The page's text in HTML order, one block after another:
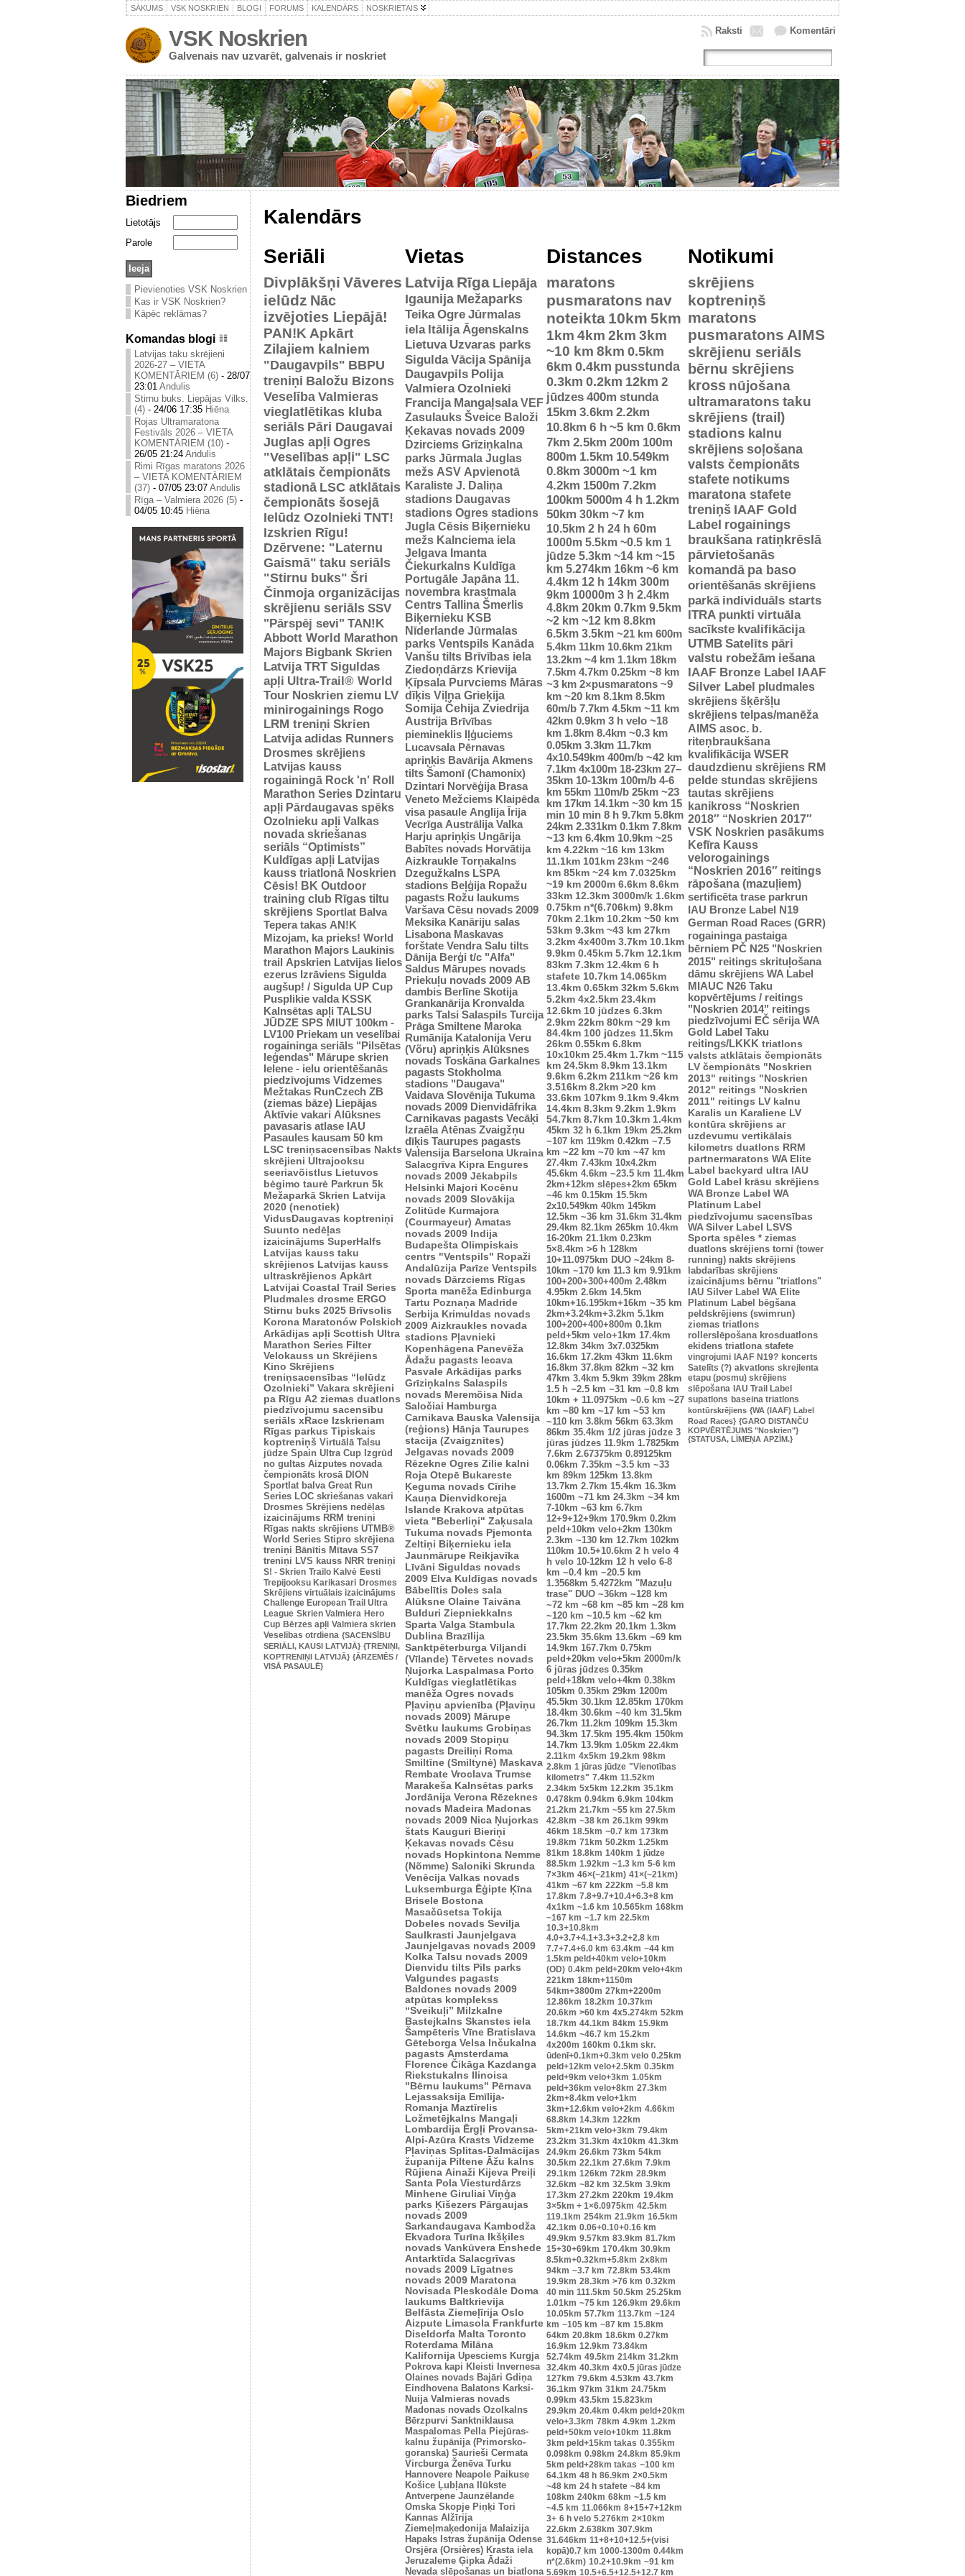
SĀKUMS VSK NOSKRIEN BLOGI FORUMS KALENDĀRS NOSKRIETAIS
VSK Noskrien
Galvenais nav uzvarēt, galvenais ir noskriet
Komentāri
Raksti
Biedriem
Lietotājs
Parole
Pievienoties VSK Noskrien
Kas ir VSK Noskrien?
Kāpēc reklāmas?
Komandas blogi
Latvijas taku skrējieni
2026-27 – VIETA
KOMENTĀRIEM (6) - 28/07
23:01 Andulis
Stirnu buks. Liepājas Vilks.
(4) - 24/06 17:35 Hiēna
Rojas Ultramaratona
Festivāls 2026 – VIETA
KOMENTĀRIEM (10) -
26/05 21:24 Andulis
Rimi Rīgas maratons 2026
– VIETA KOMENTĀRIEM
(37) - 07/05 23:07 Andulis
Rīga – Valmiera 2026 (5) -
04/05 10:45 Hiēna
Kalendārs
Seriāli
Divplākšņi Vāveres
ielūdz Nāc
izvējoties Liepājā!
PAN!K Apkārt
Zilajiem kalniem
"Daugavpils" BBPU
treniņi Baložu Bizons
Veselība Valmieras
vieglatlētikas kluba
seriāls Pāri Daugavai
Juglas apļi Ogres
"Veselības apļi" LSC
atklātais čempionāts
stadionā LSC atklātais
čempionāts šosejā
Ielūdz Ozolnieki TNT!
Izskrien Rīgu!
Dzērvene: "Laternu
Gaismā" taku seriāls
"Stirnu buks" Šri
Činmoja organizācijas
skrējienu seriāls SSV
"Pārspēj sevi" TAN!K
Abbott World Marathon
Majors Bigbank Skrien
Latvija TRT Siguldas
apļi Ultra-Trail® World
Tour Noskrien ziemu LV
minirogainings Rogo
LRM treniņi Skrien
Latvija adidas Runners
Drosmes skrējiens
Latvijas kauss
rogainingā Rock 'n' Roll
Marathon Series Dzintaru
apļi Pārdaugavas spēks
Ozolnieku apļi Valkas
novada skriešanas
seriāls “Optimists”
Kuldīgas apļi Latvijas
kauss triatlonā Noskrien
Cēsis! BK Outdoor
training club Rīgas tiltu
skrējiens Sportlat Balva
Tepera takas AN!K
Mizojam, ka prieks! World
Marathon Majors Laukinis
trail Apskrien Latvijas lielos
ezerus Izrāviens Sigulda
augšup! / Sigulda UP Cup
Pusplikie valda KSSK
Kalnsētas apļi TALSU
JŪDZE SPS MIUT 100km -
LV100 Priekam un veselībai
rogaininga seriāls "Pilsētas
leģendas" Mārupe skrien
Ielene - ielu orientēšanās
piedzīvojums Vidzemes
Mežtakas RunCzech ZB
(ziemas bāze) Liepājas
Aktīvie vakari Alūksnes
pavasaris atlase IAU
Pasaules kausam 50 km
LSC treniņsacensības Nakts
skrējieni Ultrajooksu
seeriavõistlus Lietuvos
bėgimo taurė Parkrun 5k
Mežaparkā Skrien Latvija
2020 (nenotiek)
VidusDaugavas koptreniņi
Suunto nedēļas
izaicinājums SuperHalfs
Latvijas kauss taku
skrējienos Latvijas kauss
ultraskrējienos Apkārt
Latvijai Coastal Trail Series
Pludmales drosme ERGO
Stirnu buks 2025 Brīvsolis
Korona Maratonów Polskich
Arkādijas apļi Scottish Ultra
Marathon Series Filter
Velokauss un Skrējiens
Kino Skrējiens
treniņsacensības “Ielūdz
Ozolnieki” Vakara skrējieni
pa Rīgu A2 ziemas duatlons
piedzīvojumu sacensību
seriāls xRace Izskrienam
Rīgas parkus Tipiskais
koptreniņš Virtuālā Talsu
jūdze Spain Ultra Cup Izgrūd
no gultas Aizputes novada
čempionāts krosā DION
Sportlat balva Great Run
Series LOC skriešanas vakari
Drosmes Skrējiens nedēļas
izaicinājums RRM treniņi
Rīgas nakts skrējiens UTMB®
World Series Stipro skrējiena
treniņi Bānītis Mītava SS7
treniņi LVS kauss NRR treniņi
S! - Skrien Trailo Kalvė Eesti
Trepijooksu Karikasari Drosmes
Skrējiens virtuālais izaicinājums
Challenge European Trail Ultra
League Skrien Valmiera Hero
Cup Bērzes apļi Valmiera skrien
Veselības otrdiena {SACENSĪBU
SERIĀLI, KAUSI LATVIJĀ} {TRENIŅI,
KOPTRENIŅI LATVIJĀ} {ĀRZEMĒS /
VISĀ PASAULĒ}
Vietas
Latvija Rīga Liepāja
Igaunija Mežaparks
Teika Ogre Jūrmalas
iela Itālija Āgenskalns
Lietuva Uzvaras parks
Sigulda Vācija Spānija
Daugavpils Polija
Valmiera Ozolnieki
Francija Mangaļsala VEF
Zasulauks Šveice Baloži
Ķekavas novads 2009
Dzirciems Grīziņkalna
parks Jūrmala Juglas
mežs ASV Apvienotā
Karaliste J. Daliņa
stadions Daugavas
stadions Ogres stadions
Jugla Cēsis Biķernieku
mežs Kalnciema iela
Jelgava Imanta
Čiekurkalns Kuldīga
Portugāle Japāna 11.
novembra krastmala
Centrs Tallina Šmerlis
Biķernieku KSB
Nīderlande Jūrmalas
parks Ventspils Kanāda
Vanšu tilts Brīvības iela
Ziedoņdārzs Krievija
Ķīpsala Purvciems Māras
dīķis Viļņa Grieķija
Somija Čehija Zviedrija
Austrija Brīvības
piemineklis Iļģuciems
Lucavsala Pērnavas
apriņķis Bavārija Akmens
tilts Šamonī (Chamonix)
Dzintari Norvēģija Brasa
Veneto Mežciems Klaipēda
visa pasaule Anglija Īrija
Vecrīga Austrālija Valka
Harju apriņķis Ungārija
Babītes novads Horvātija
Aizkraukle Torņakalns
Dzegužkalns LSPA
stadions Beļģija Ropažu
pagasts Rožu laukums
Varšava Cēsu novads 2009
Meksika Kanāriju salas
Lisabona Maskavas
forštate Vendra Salu tilts
Dānija Berģi t/c "Alfa"
Saldus Mārupes novads
Priekuļu novads 2009 AB
dambis Berlīne Skotija
Grankanārija Kronvalda
parks Talsi Salaspils Turcija
Prāga Smiltene Maroka
Rumānija Katalonija Veru
(Võru) apriņķis Alūksnes
novads Toskāna Garkalnes
pagasts Stokholma
stadions "Daugava"
Vaidava Slovēnija Tukuma
novads 2009 Dienvidāfrika
Carnikavas pagasts Vecāķi
Izraēla Atēnas Zvaigžņu
dīķis Taurupes pagasts
Valensija Barselona Ukraina
Salacgrīva Kipra Engures
novads 2009 Jēkabpils
Helsinki Majori Kocēnu
novads 2009 Slovākija
Zolitūde Kurmajora
(Courmayeur) Amatas
novads 2009 Indija
Budapešta Olimpiskais
centrs "Ventspils" Ropaži
Andalūzija Parīze Ventspils
novads Dārzciems Rīgas
Sporta manēža Edinburga
Tartu Poznaņa Madride
Serbija Krimuldas novads
2009 Aizkraukles novada
stadions Pļavnieki
Kopenhāgena Panevēža
Ādažu pagasts Iecava
Pasvale Arkādijas parks
Grīziņkalns Salaspils
novads Meremõisa Nida
Saločiai Hamburga
Carnikava Bauska Valensija
(reģions) Hānja Taurupes
stacija (Zvaigznītes)
Jelgavas novads 2009
Rēzekne Ogres Zilie kalni
Roja Otepē Bukareste
Ķeguma novads Cīrihe
Kauņa Dienvidkoreja
Islande Krakova atpūtas
vieta "Beberliņi" Zaķusala
Tukuma novads Pjemonta
Zeltiņi Biķernieku iela
Jaunmārupe Reikjavīka
Līvāni Siguldas novads
2009 Elva Kuldīgas novads
Bābelītis Doles sala
Alūksne Olaine Taivāna
Bulduri Ziepniekkalns
Sparta Valga Stambula
Dublina Brazīlija
Sanktpēterburga Viljandi
(Vīlande) Tērvetes novads
Ņujorka Laspalmasa Porto
Kuldīgas vieglatlētikas
manēža Ogres novads
Pļaviņu apvienība (Pļaviņu
novads 2009) Mārupe
Svētku laukums Grobiņas
novads 2009 Stopiņu
pagasts Dreiliņi Roma
Smiltīne (Smiltynė) Maskava
Rembate Vroclava Trumse
Marakeša Kalnsētas parks
Jordānija Verona Rēzeknes
novads Madeira Madonas
novads 2009 Nica Ņujorkas
štats Kauguri Bieriņi
Ķekavas novads Cēsu
novads Hopkintona Nemme
(Nõmme) Saloniki Skrunda
Venēcija Valkas novads
Luksemburga Ēģipte Ķīna
Brisele Bostona
Masačūsetsa Tokija
Dobeles novads Sevilja
Saulkrasti Jaunjelgava
Jaunjelgavas novads 2009
Kolka Talsu novads 2009
Dienvidu tilts Pils parks
Valgundes pagasts
Baldones novads 2009
atpūtas komplekss
“Sveikuļi” Milzkalne
Bastejkalns Skanstes iela
Šampēteris Vīne Bratislava
Gēteborga Velsa Inčukalna
pagasts Amsterdama
Florence Čikāga Kazdanga
Riekstukalns Ilinoisa
"Bērnu laukums" Pērnava
Lejassaksija Emīlija-
Romanja Maztīrelis
Ložmetējkalns Mangaļi
Lombardija Ērgļi Provansa-
Alpi-Azūra Krasts Vidzeme
Pļaviņas Splitas-Dalmācijas
županija Piltene Āžu kalns
Rūjiena Ainaži Kijeva Preiļi
Santa Pola Viesturdārzs
Minhene Giruliai Viņģa
parks Ķīšezers Pārgaujas
novads 2009
Sarkandaugava Kambodža
Ekvadora Turīna Ikšķiles
novads Vankūvera Enshede
Antarktīda Salacgrīvas
novads 2009 Līgatnes
novads 2009 Maratona
Novisada Pleskodāle Doma
laukums Baltkrievija
Belfāsta Ziemeļīrija Oslo
Aizpute Limasola Frankfurte
Diseldorfa Malta Toronto
Roterdama Milāna
Kalifornija Upesciems Kurgja
Pokrova kapi Kleisti Invernesa
Olaines novads Bajāri Gdiņa
Eindhovena Balatons Karksi-
Nuija Valmieras novads
Madonas novads Ozolkalns
Bērzpurvi Sanktniklausa
Maspalomas Pella Piejūras-
kalnu župānija (Primorsko-
goranska) Saurieši Cermata
Vircburga Ženēva Turku
Hannovere Neapole Paikuse
Košice Ļubļana Ilūkste
Antverpene Jaunzēlande
Omska Skopje Piņķi Tori
Kannas Alžīrija
Ziemeļmaķedonija Malaizija
Hapaks Istras župānija Odense
Orsjēra (Orsières) Krasta iela
Jeruzaleme Ģipka Ādaži
Nevada slēpošanas un biatlona
Distances
maratons
pusmaratons nav
noteikta 10km 5km
1km 4km 2km 3km
~10 km 8km 0.5km
6km 0.4km pusstunda
0.3km 0.2km 12km 2
jūdzes 400m stunda
15km 3.6km 2.2km
10.8km 6 h ~5 km 0.6km
7km 2.5km 200m 100m
800m 1.5km 10.549km
0.8km 3000m ~1 km
4.2km 1500m 7.2km
100km 5000m 4 h 1.2km
50km 30km ~7 km
10.5km 2 h 24 h 60m
1000m 5.5km ~0.5 km 1
jūdze 5.3km ~14 km ~15
km 5.274km 16km ~6 km
4.4km 12 h 14km 300m
9km 10000m 3 h 2.4km
4.8km 20km 0.7km 9.5km
~2 km ~12 km 8.8km
6.5km 3.5km ~21 km 600m
5.4km 11km 10.6km 21km
13.2km ~4 km 1.1km 18km
7.5km 4.7km 0.25km ~8 km
~3 km 2×pusmaratons ~9
km ~20 km 8.1km 8.5km
60m/b 7.7km 4.5km ~11 km
42km 0.9km 3 h velo ~18
km 1.8km 8.4km ~0.3 km
0.05km 3.3km 11.7km
4x10.549km 400m/b ~42 km
7.1km 4x100m 18-23km 27–
35km 10-13km 100m/b 4-6
km 55km 110m/b 25km ~23
km 17km 14.1km ~30 km 15
min 10 min 8 h 9.7km 5.8km
24km 2.331km 0.1km 7.8km
~13 km 6.4km 10.9km ~25
km 4.22km ~16 km 13km
11.1km 101km 23km ~246
km 85km ~24 km 7.0325km
~19 km 2000m 6.6km 8.6km
33km 12.3km 3000m/k 1.6km
0.75km n*(6.706km) 9.8km
70km 2.1km 10.2km ~50 km
53km 9.3km ~43 km 27km
3.2km 4x400m 3.7km 10.1km
9.9km 0.45km 5.7km 12.1km
83km 7.3km 12.4km 6 h
stafete 10.7km 14.065km
13.4km 0.65km 32km 5.6km
5.2km 4x2.5km 23.4km
12.6km 10 jūdzes 6.3km
2.9km 22km 80km ~29 km
84.4km 100 jūdzes 11.5km
26km 0.55km 6.8km
10x10km 25.4km 1.7km ~115
km 24.5km 8.9km 13.1km
9.6km 6.2km 211km ~26 km
3.516km 8.2km >20 km
33.6km 107km 9.1km 9.4km
14.4km 8.3km 9.2km 1.9km
54.7km 8.7km 10.3km 1.4km
45km 32 h 6.1km 19km 25.2km
~107 km 119km 0.42km ~7.5
km ~22 km ~70 km ~47 km
27.4km 7.43km 10x4.2km
45.6km 4.6km ~23.5 km 11.4km
2km+12km slēpes+2km 65km
~46 km 0.15km 15.5km
2x10.549km 40km 145km
12.5km ~36 km 31.6km 31.4km
29.4km 82.1km 265km 10.4km
16-20km 21.1km 0.23km
5×8.4km >6 h 128km
10+11.0975km DUO ~24km 8-
10km ~170 km 11.3 km 9.91km
100+200+300+400m 2.48km
4.95km 2.6km 14.5km
10km+16.195km+16km ~35 km
2km+3.24km+3.2km 5.1km
100+200+400+800m 0.1km
peld+5km velo+1km 17.4km
12.8km 34km 3x7.0325km
16.6km 17.2km 43km 11.6km
16.8km 37.8km 82km ~32 km
47km 3.4km 5.9km 39km 28km
1.5 h ~2.5 km ~31 km ~0.8 km
10km + 11.0975km ~0.6 km ~27
km ~80 km ~17 km ~53 km
~110 km 3.8km 56km 63.3km
86km 35.4km 1/2 jūras jūdze 3
jūras jūdzes 11.9km 1.7825km
7.6km 2.67375km 0.89125km
0.06km 7.35km ~3.5 km ~33
km 89km 125km 13.8km
13.7km 2.7km 15.4km 16.3km
1600m ~71 km 24.3km ~34 km
7-10km ~63 km 6.7km
12+9+12+9km 170.9km 0.2km
peld+10km velo+2km 130km
2.3km ~130 km 12.7km 102km
110km 10.5+10.6km 2 h velo 4
h velo 10-12km 12 h velo 6-8
km ~0.4 km ~20.5 km
1.3568km 5.4272km "Mazuļu
trase" DUO ~36km ~128 km
~72 km ~68 km ~85 km ~28 km
~120 km ~10.5 km ~62 km
17.7km 22.2km 20.1km 1.3km
23.5km 35.6km 13.6km ~69 km
14.9km 167.7km 0.75km
peld+20km velo+5km 2000m/k
6 jūras jūdzes 0.35km
peld+18km velo+4km 0.38km
105km 0.35km 29km 1200m
45.5km 30.1km 12.85km 170km
18.4km 30.6km ~40 km 31.5km
26.7km 11.2km 109km 15.3km
94.3km 17.5km 195.4km 150km
14.7km 13.9km 1.05km 22.4km
2.11km 4x5km 19.2km 98km
2.8km 1 jūras jūdze "Vienotības
kilometrs" 7.4km 11.52km
2.34km 5x5km 12.2km 35.1km
0.478km 0.94km 6.9km 104km
21.2km 21.7km ~55 km 27.5km
42.8km ~38 km 26.1km 99km
46km 18.5km ~0.7 km 173km
19.8km 71km 50.2km 1.25km
81km 18.8km 140km 1 jūdze
88.5km 1.92km ~1.3 km 5-6 km
7×3km 46×(~21km) 41×(~21km)
41km ~67 km 222km ~5.8 km
17.8km 7.8+9.7+10.4+6.3+8 km
4x1km ~1.6 km 10.565km 168km
~167 km ~1.7 km 22.5km
10.3+10.8km
4.0+3.7+4.1+3.3+3.2+2.8 km
7.7+7.4+6.0 km 63.4km ~44 km
1.5km peld+40km velo+10km
(OD) 0.4km peld+20km velo+4km
221km 18km+1150m
54km+3800m 27km+2200m
12.86km 18.2km 10.37km
20.6km >60 km 4x5.274km 52km
18.7km 44.1km 84km 15.9km
14.6km ~46.7 km 15.2km
4x200m 160km 0.1km skr.
ūdenī+0.1km+0.3km velo 0.25km
peld+12km velo+2.5km 0.35km
peld+9km velo+3km 1.05km
peld+36km velo+8km 27.3km
2km+8.4km velo+1km
3km+12.6km velo+2km 4.66km
68.8km 14.3km 122km
5km+21km velo+3km 79.4km
23.2km 31.3km 4x10km 41.3km
24.9km 26.6km 73km 54km
30.5km 22.1km 27.6km 7.9km
29.1km 126km 72km 28.9km
32.6km ~82 km 32.5km 3.9km
17.3km 27.2km 220km 19.4km
3×5km + 1×6.0975km 42.5km
119.1km 254km 21.9km 16.5km
42.1km 0.06+0.10+0.16 km
49.9km 9.57km 83.9km 81.7km
15+30+69km 170.4km 30.9km
8.5km+0.32km+5.8km 2x8km
94km ~3.7 km 72.8km 53.4km
19.9km 28.3km >76 km 0.32km
40 min 111.5km 50.5km 25.25km
1.01km ~75 km 126.9km 29.6km
10.05km 57.7km 113.7km ~124
km ~105 km ~87 km 15.8km
64km 20.8km 18.6km 0.27km
16.9km 12.9km 73.84km
52.74km 49.5km 214km 31.2km
32.4km 40.3km 4x0.5 jūras jūdze
127km 79.6km 4.53km 43.7km
36.1km 97km 31km 24.75km
0.99km 43.5km 15.823km
29.9km 20.4km 0.4km peld+20km
velo+3.3km 78km 4.9km 1.2km
peld+50km velo+10km 11.8km
3km peld+15km takas 0.355km
0.098km 0.98km 24.8km 85.9km
5km peld+28km takas ~100 km
64.1km 48 h 86.9km 2×0.5km
~48 km 24 h stafete ~84 km
108km 240km 68km ~1.5 km
~4.5 km 11.066km 8+15+7+12km
3+ 6 h velo 5.276km 2×10km
22.6km 2.638km 307.9km
31.646km 11+8+10+12.5+(visi
kopā)0.7 km 1000-1300m 0.44km
n*(2.6km) 10.2+10.9km ~91 km
5.69km 10.5+6.5+12.5+12.7 km
Notikumi
skrējiens
koptreniņš
maratons
pusmaratons AIMS
skrējienu seriāls
bērnu skrējiens
kross nūjošana
ultramaratons taku
skrējiens (trail)
stadions kalnu
skrējiens soļošana
valsts čempionāts
stafete notikums
maratona stafete
treniņš IAAF Gold
Label rogainings
braukšana ratiņkrēslā
pārvietošanās
komandā pa baso
orientēšanās skrējiens
parkā individuāls starts
ITRA punkti virtuāla
sacīkste kvalifikācija
UTMB Satelīts pāri
valstu robežām iešana
IAAF Bronze Label IAAF
Silver Label pludmales
skrējiens šķēršļu
skrējiens telpas/manēža
AIMS asoc. b.
riteņbraukšana
kvalifikācija WSER
daudzdienu skrējiens RM
pelde stundas skrējiens
tautas skrējiens
kanikross “Noskrien
2018″ “Noskrien 2017″
VSK Noskrien pasākums
Kefīra Kauss
velorogainings
“Noskrien 2016″ reitings
rāpošana (mazuļiem)
sertificēta trase parkrun
IAU Bronze Label N19
German Road Races (GRR)
rogaininga pastaiga
bērniem PČ N25 "Noskrien
2015" reitings skrituļošana
dāmu skrējiens WA Label
MIAUC N26 Taku
kopvērtējums / reitings
"Noskrien 2014" reitings
piedzīvojumi EČ sērija WA
Gold Label Taku
reitings/LKKK triatlons
valsts atklātais čempionāts
LV čempionāts "Noskrien
2013" reitings "Noskrien
2012" reitings "Noskrien
2011" reitings LV kalnu
Karalis un Karaliene LV
kontūra skrējiens ar
uzdevumu vertikālais
kilometrs duatlons RRM
partnermaratons WA Elite
Label backyard ultra IAU
Gold Label krāsu skrējiens
WA Bronze Label WA
Platinum Label
piedzīvojumu sacensības
WA Silver Label LSVS
Sporta spēles * ziemas
duatlons skrējiens tornī (tower
running) nakts skrējiens
labdarības skrējiens
izaicinājums bērnu "triatlons"
IAU Silver Label WA Elite
Platinum Label bēgšana
peldskrējiens (swimrun)
ziemas triatlons
rollerslēpošana krosduatlons
ekidens triatlona stafete
vingrojumi IAAF N19? koncerts
Satelīts (?) akvatlons skrejlenta
etapu (posmu) skrējiens
slēpošana
IAU Trail Label
supatlons baseina triatlons
kontūrskrējiens {WA (IAAF) Label
Road Races} {GARO DISTANČU
KOPVĒRTĒJUMS "Noskrien"}
{STATUSA, LĪMEŅA APZĪM.}